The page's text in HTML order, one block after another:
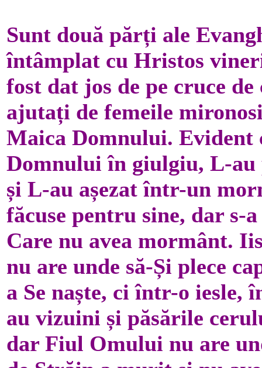
Sunt două părți ale
întâmplat cu Hristos
fost dat jos de pe cruce
ajutați de femeile
Maica Domnului.
Domnului în giulgiu, L-
și L-au așezat într-un
făcuse pentru sine, dar
Care nu avea mormânt.
nu are unde să-Și plece
a Se naște, ci într-o iesle,
au vizuini și păsările
dar Fiul Omului nu are